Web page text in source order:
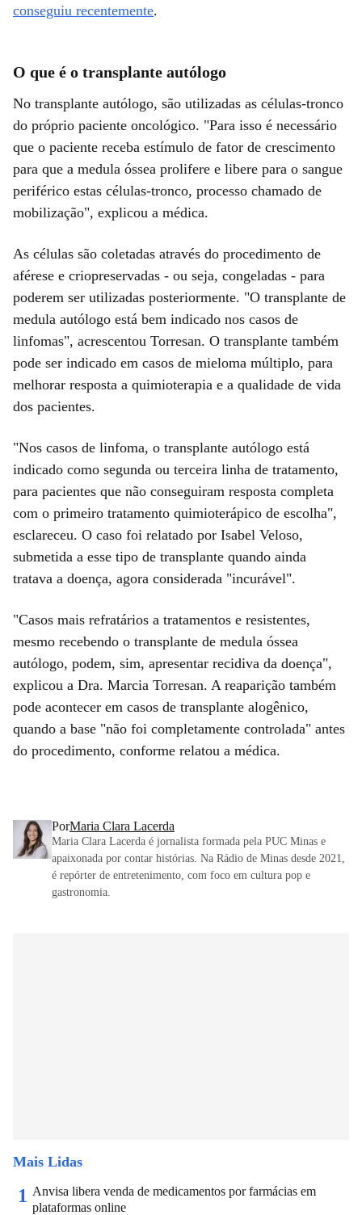
conseguiu recentemente.
O que é o transplante autólogo
No transplante autólogo, são utilizadas as células-tronco
do próprio paciente oncológico. "Para isso é necessário
que o paciente receba estímulo de fator de crescimento
para que a medula óssea prolifere e libere para o sangue
periférico estas células-tronco, processo chamado de
mobilização", explicou a médica.
As células são coletadas através do procedimento de
aférese e criopreservadas - ou seja, congeladas - para
poderem ser utilizadas posteriormente. "O transplante de
medula autólogo está bem indicado nos casos de
linfomas", acrescentou Torresan. O transplante também
pode ser indicado em casos de mieloma múltiplo, para
melhorar resposta a quimioterapia e a qualidade de vida
dos pacientes.
"Nos casos de linfoma, o transplante autólogo está
indicado como segunda ou terceira linha de tratamento,
para pacientes que não conseguiram resposta completa
com o primeiro tratamento quimioterápico de escolha",
esclareceu. O caso foi relatado por Isabel Veloso,
submetida a esse tipo de transplante quando ainda
tratava a doença, agora considerada "incurável".
"Casos mais refratários a tratamentos e resistentes,
mesmo recebendo o transplante de medula óssea
autólogo, podem, sim, apresentar recidiva da doença",
explicou a Dra. Marcia Torresan. A reaparição também
pode acontecer em casos de transplante alogênico,
quando a base "não foi completamente controlada" antes
do procedimento, conforme relatou a médica.
PorMaria Clara Lacerda
Maria Clara Lacerda é jornalista formada pela PUC Minas e
apaixonada por contar histórias. Na Rádio de Minas desde 2021,
é repórter de entretenimento, com foco em cultura pop e
gastronomia.
Mais Lidas
1 Anvisa libera venda de medicamentos por farmácias em
plataformas online